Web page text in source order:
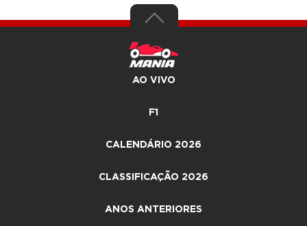
AO VIVO
F1
CALENDÁRIO 2026
CLASSIFICAÇÃO 2026
ANOS ANTERIORES